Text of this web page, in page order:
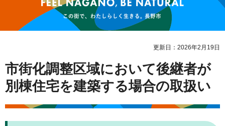
更新日：2026年2月19日
市街化調整区域において後継者が
別棟住宅を建築する場合の取扱い